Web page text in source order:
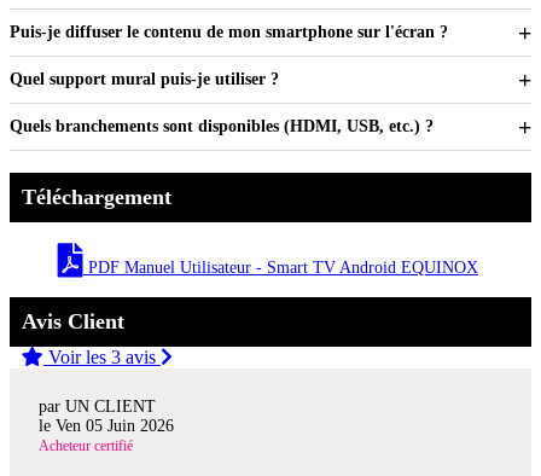
Puis-je diffuser le contenu de mon smartphone sur l'écran ?
Quel support mural puis-je utiliser ?
Quels branchements sont disponibles (HDMI, USB, etc.) ?
Téléchargement
PDF Manuel Utilisateur - Smart TV Android EQUINOX
Avis Client
Voir les 3 avis
par UN CLIENT
le Ven 05 Juin 2026
Acheteur certifié